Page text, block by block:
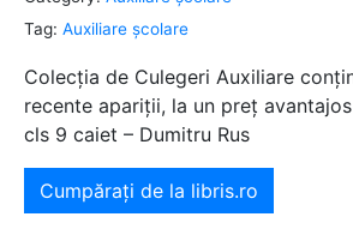
Tag: Auxiliare şcolare
Colecția de Culegeri Auxiliare
recente apariții, la un preț
cls 9 caiet – Dumitru Rus
Cumpărați de la libris.ro